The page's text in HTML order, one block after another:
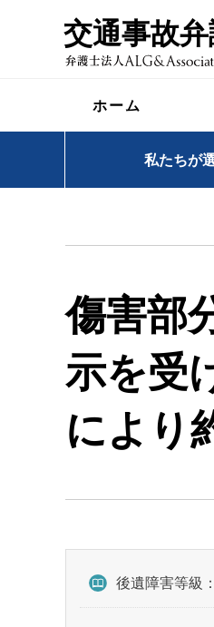
交通事故
ホーム
私たちが
傷害部
示を受
により
後遺障害等級：